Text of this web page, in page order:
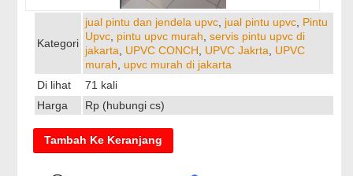
Kategori
jual pintu dan jendela upvc jual pintu upvc Pintu
Upvc pintu upvc murah ,servis pintu upvc di
jakarta
UPVC CONCH UPVC Jakrta
UPVC
murah
upvc murah di jakarta
Di lihat
71 kali
Harga
Rp (hubungi cs)